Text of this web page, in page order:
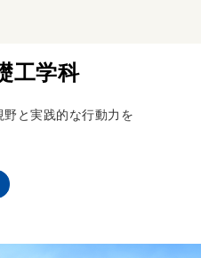
工学科
野と実践的な行動力を